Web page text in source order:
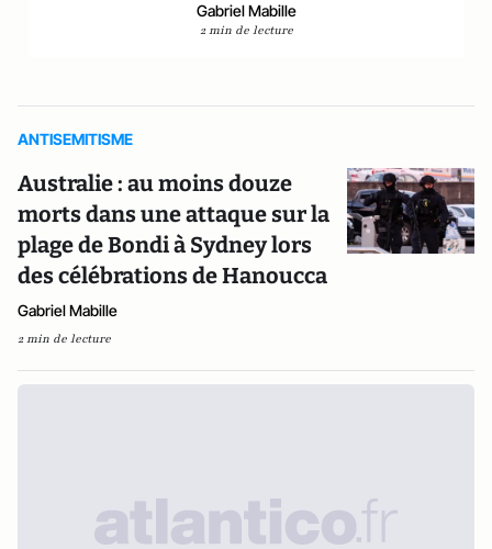
Gabriel Mabille
2 min de lecture
ANTISEMITISME
Australie : au moins douze
morts dans une attaque sur la
plage de Bondi à Sydney lors
des célébrations de Hanoucca
Gabriel Mabille
2 min de lecture